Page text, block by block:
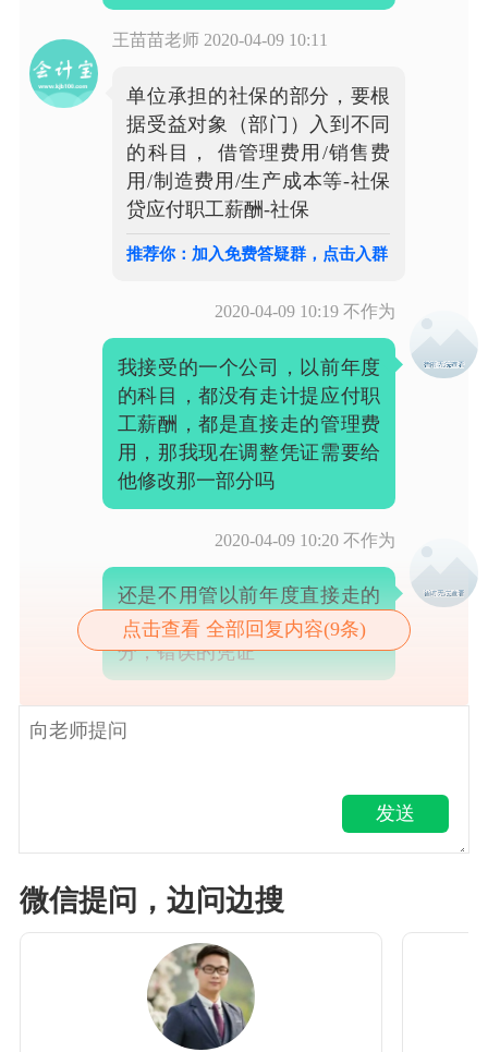
王苗苗老师 2020-04-09 10:11
单位承担的社保的部分，要根
据受益对象（部门）入到不同
的科目， 借管理费用/销售费
用/制造费用/生产成本等-社保
贷应付职工薪酬-社保
推荐你：加入免费答疑群，点击入群
2020-04-09 10:19 不作为
我接受的一个公司，以前年度
的科目，都没有走计提应付职
工薪酬，都是直接走的管理费
用，那我现在调整凭证需要给
他修改那一部分吗
2020-04-09 10:20 不作为
还是不用管以前年度直接走的
管理费用，只调整个人承担部
分，错误的凭证
点击查看 全部回复内容(9条)
发送
微信提问，边问边搜